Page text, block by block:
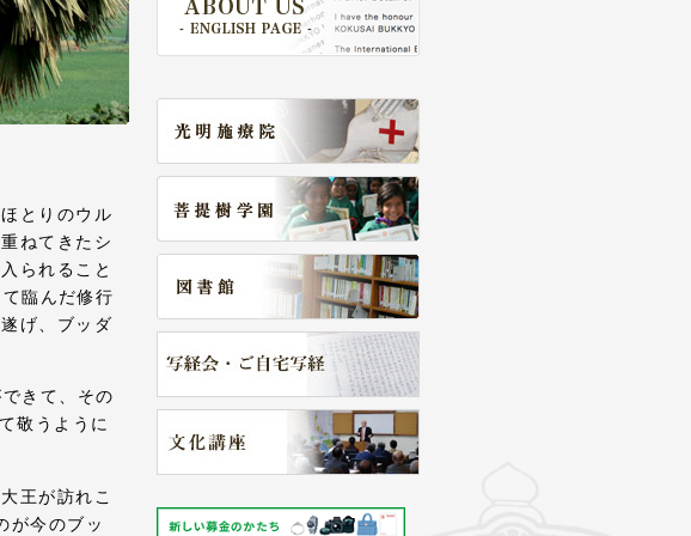
とりのウル
ねてきたシ
られること
臨んだ修行
げ、ブッダ
きて、その
敬うように
王が訪れこ
が今のブッ